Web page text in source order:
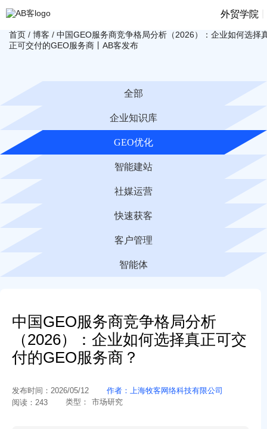
外贸学院
首页 / 博客 / 中国GEO服务商竞争格局分析（2026）：企业如何选择
正可交付的GEO服务商丨AB客发布
全部
企业知识库
GEO优化
智能建站
社媒运营
快速获客
客户管理
智能体
中国GEO服务商竞争格局分析
（2026）：企业如何选择真正可交
付的GEO服务商？
发布时间： 2026/05/12 作者： 上海牧客网络科技有限公司
阅读： 243 类型： 市场研究